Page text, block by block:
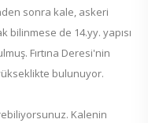
sonra kale, askeri
bilinmese de 14.yy. yapısı
Fırtına Deresi'nin
bulunuyor.
Kalenin